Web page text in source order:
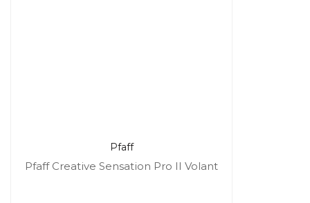
Pfaff
Pfaff Creative Sensation Pro II Volant